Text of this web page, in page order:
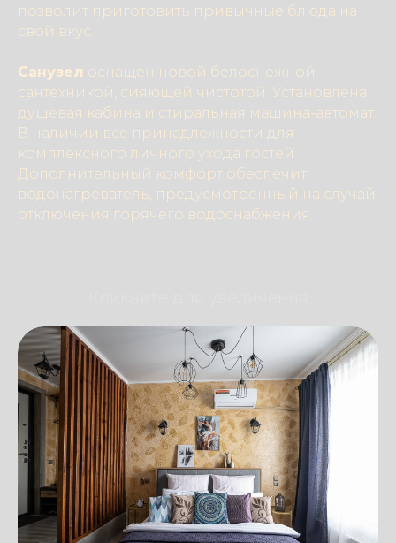
позволит приготовить привычные блюда на
свой вкус.
Санузел оснащен новой белоснежной
сантехникой, сияющей чистотой. Установлена
душевая кабина и стиральная машина-автомат.
В наличии все принадлежности для
комплексного личного ухода гостей.
Дополнительный комфорт обеспечит
водонагреватель, предусмотренный на случай
отключения горячего водоснабжения.